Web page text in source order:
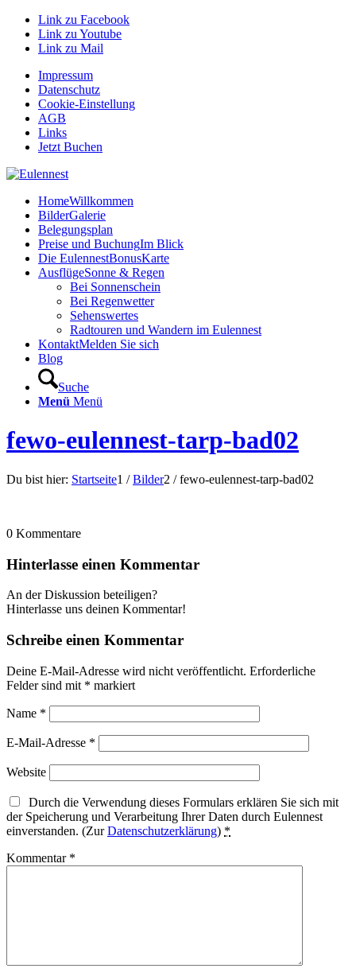
Link zu Facebook
Link zu Youtube
Link zu Mail
Impressum
Datenschutz
Cookie-Einstellung
AGB
Links
Jetzt Buchen
HomeWillkommen
BilderGalerie
Belegungsplan
Preise und BuchungIm Blick
Die EulennestBonusKarte
AusflügeSonne & Regen
Bei Sonnenschein
Bei Regenwetter
Sehenswertes
Radtouren und Wandern im Eulennest
KontaktMelden Sie sich
Blog
Suche
Menü Menü
fewo-eulennest-tarp-bad02
Du bist hier: Startseite1 / Bilder2 / fewo-eulennest-tarp-bad02
0 Kommentare
Hinterlasse einen Kommentar
An der Diskussion beteiligen?
Hinterlasse uns deinen Kommentar!
Schreibe einen Kommentar
Deine E-Mail-Adresse wird nicht veröffentlicht. Erforderliche
Felder sind mit * markiert
Name *
E-Mail-Adresse *
Website
Durch die Verwendung dieses Formulars erklären Sie sich mit
der Speicherung und Verarbeitung Ihrer Daten durch Eulennest
einverstanden. (ZurDatenschutzerklärung) *
Kommentar *